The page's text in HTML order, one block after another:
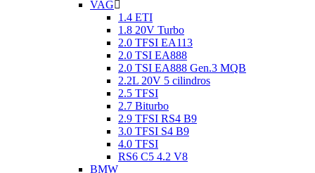
VAG
1.4 ETI
1.8 20V Turbo
2.0 TFSI EA113
2.0 TSI EA888
2.0 TSI EA888 Gen.3 MQB
2.2L 20V 5 cilindros
2.5 TFSI
2.7 Biturbo
2.9 TFSI RS4 B9
3.0 TFSI S4 B9
4.0 TFSI
RS6 C5 4.2 V8
BMW